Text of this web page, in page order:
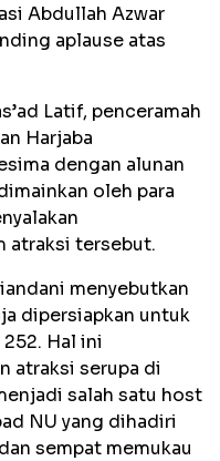
Abdullah Azwar
aplause atas
Latif, penceramah
Harjaba
dengan alunan
oleh para
atraksi tersebut.
menyebutkan
dipersiapkan untuk
Hal ini
atraksi serupa di
salah satu host
NU yang dihadiri
sempat memukau